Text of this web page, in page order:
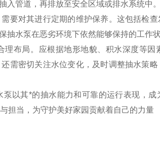
管道，再排放至安全区域或排水系统中。
要对其进行定期的维护保养。这包括检
水泵在恶劣环境下依然能够保持的工作状
布局。应根据地形地貌、积水深度等因
需密切关注水位变化，及时调整抽水策
以其*的抽水能力和可靠的运行表现，成
担当，为守护美好家园贡献着自己的力量